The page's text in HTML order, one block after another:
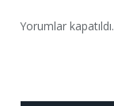
Yorumlar kapatıldı.